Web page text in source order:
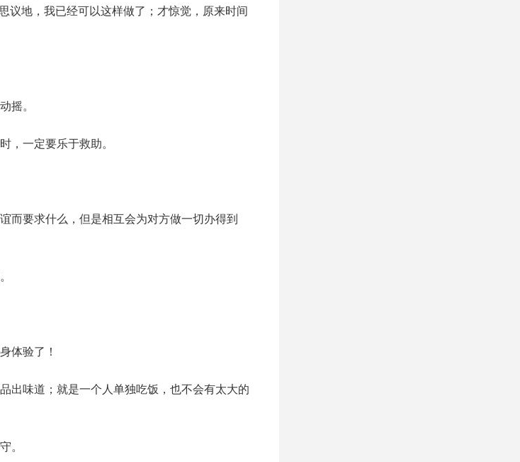
议地，我已经可以这样做了；才惊觉，原来时间
摇。
，一定要乐于救助。
而要求什么，但是相互会为对方做一切办得到
体验了！
出味道；就是一个人单独吃饭，也不会有太大的
。